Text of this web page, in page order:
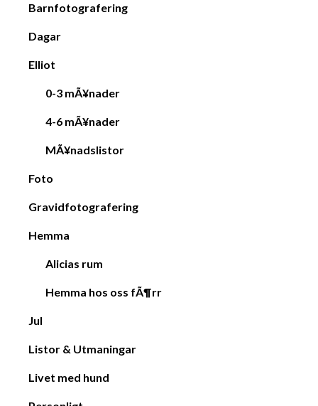
Barnfotografering
Dagar
Elliot
0-3 mÃ¥nader
4-6 mÃ¥nader
MÃ¥nadslistor
Foto
Gravidfotografering
Hemma
Alicias rum
Hemma hos oss fÃ¶rr
Jul
Listor & Utmaningar
Livet med hund